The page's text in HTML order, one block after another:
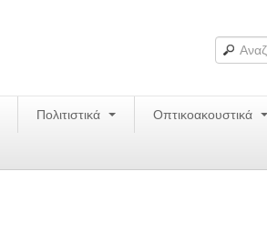
Πολιτιστικά Οπτικοακουστικά